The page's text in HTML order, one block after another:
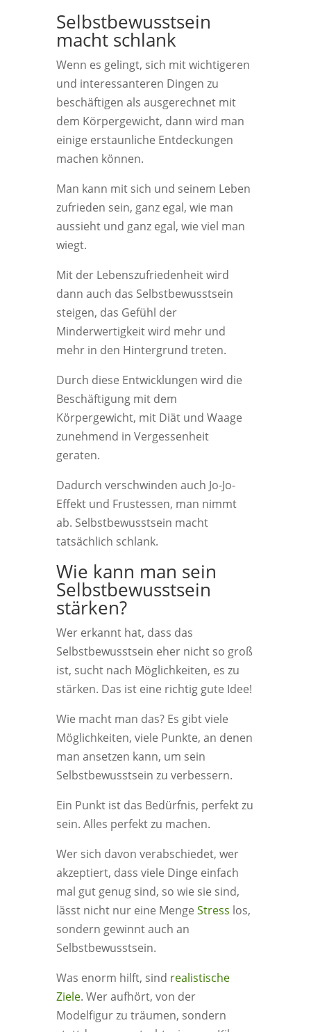
Selbstbewusstsein
macht schlank
Wenn es gelingt, sich mit wichtigeren
und interessanteren Dingen zu
beschäftigen als ausgerechnet mit
dem Körpergewicht, dann wird man
einige erstaunliche Entdeckungen
machen können.
Man kann mit sich und seinem Leben
zufrieden sein, ganz egal, wie man
aussieht und ganz egal, wie viel man
wiegt.
Mit der Lebenszufriedenheit wird
dann auch das Selbstbewusstsein
steigen, das Gefühl der
Minderwertigkeit wird mehr und
mehr in den Hintergrund treten.
Durch diese Entwicklungen wird die
Beschäftigung mit dem
Körpergewicht, mit Diät und Waage
zunehmend in Vergessenheit
geraten.
Dadurch verschwinden auch Jo-Jo-
Effekt und Frustessen, man nimmt
ab. Selbstbewusstsein macht
tatsächlich schlank.
Wie kann man sein
Selbstbewusstsein
stärken?
Wer erkannt hat, dass das
Selbstbewusstsein eher nicht so groß
ist, sucht nach Möglichkeiten, es zu
stärken. Das ist eine richtig gute Idee!
Wie macht man das? Es gibt viele
Möglichkeiten, viele Punkte, an denen
man ansetzen kann, um sein
Selbstbewusstsein zu verbessern.
Ein Punkt ist das Bedürfnis, perfekt zu
sein. Alles perfekt zu machen.
Wer sich davon verabschiedet, wer
akzeptiert, dass viele Dinge einfach
mal gut genug sind, so wie sie sind,
lässt nicht nur eine Menge Stress los,
sondern gewinnt auch an
Selbstbewusstsein.
Was enorm hilft, sind realistische
Ziele. Wer aufhört, von der
Modelfigur zu träumen, sondern